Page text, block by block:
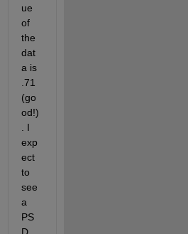
ue
of
the
dat
a is
.71
(go
od!)
. I
exp
ect
to
see
a
PS